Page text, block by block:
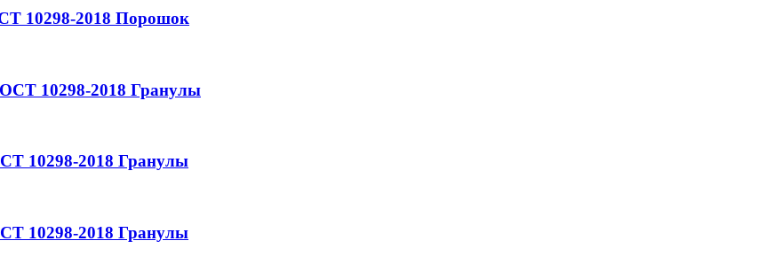
10298-2018 Порошок
10298-2018 Гранулы
10298-2018 Гранулы
10298-2018 Гранулы